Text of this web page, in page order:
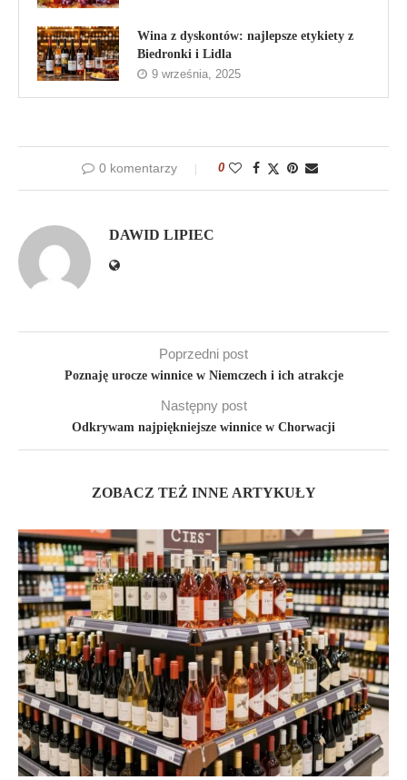
Wina z dyskontów: najlepsze etykiety z
Biedronki i Lidla
9 września, 2025
0 komentarzy 0
DAWID LIPIEC
Poprzedni post
Poznaję urocze winnice w Niemczech i ich atrakcje
Następny post
Odkrywam najpiękniejsze winnice w Chorwacji
ZOBACZ TEŻ INNE ARTYKUŁY